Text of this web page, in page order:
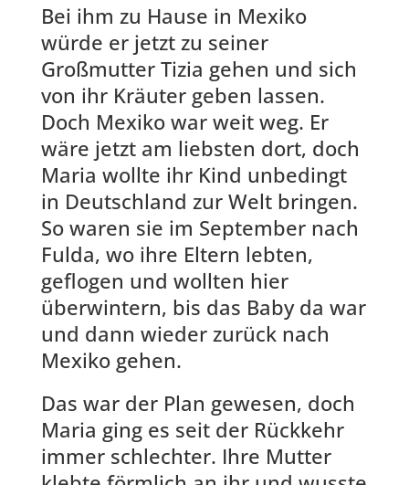
Bei ihm zu Hause in Mexiko
würde er jetzt zu seiner
Großmutter Tizia gehen und sich
von ihr Kräuter geben lassen.
Doch Mexiko war weit weg. Er
wäre jetzt am liebsten dort, doch
Maria wollte ihr Kind unbedingt
in Deutschland zur Welt bringen.
So waren sie im September nach
Fulda, wo ihre Eltern lebten,
geflogen und wollten hier
überwintern, bis das Baby da war
und dann wieder zurück nach
Mexiko gehen.
Das war der Plan gewesen, doch
Maria ging es seit der Rückkehr
immer schlechter. Ihre Mutter